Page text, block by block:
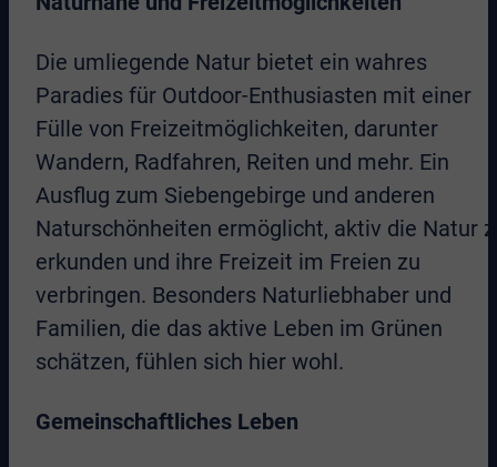
Die umliegende Natur bietet ein wahres
Paradies für Outdoor-Enthusiasten mit einer
Fülle von Freizeitmöglichkeiten, darunter
Wandern, Radfahren, Reiten und mehr. Ein
Ausflug zum Siebengebirge und anderen
Naturschönheiten ermöglicht, aktiv die Natur
erkunden und ihre Freizeit im Freien zu
verbringen. Besonders Naturliebhaber und
Familien, die das aktive Leben im Grünen
schätzen, fühlen sich hier wohl.
Gemeinschaftliches Leben